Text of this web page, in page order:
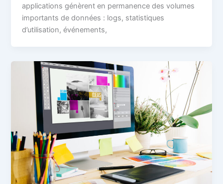
applications génèrent en permanence des volumes
importants de données : logs, statistiques
d’utilisation, événements,